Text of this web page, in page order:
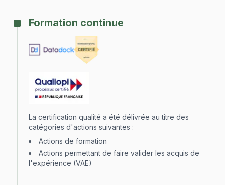
Formation continue
La certification qualité a été délivrée au titre des
catégories d'actions suivantes :
Actions de formation
Actions permettant de faire valider les acquis de
l'expérience (VAE)